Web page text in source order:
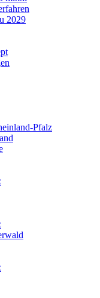
2029
Pfalz